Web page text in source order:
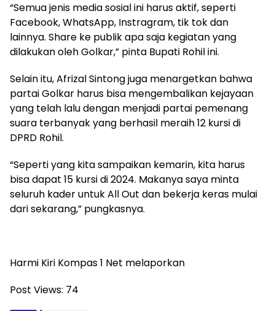
“Semua jenis media sosial ini harus aktif, seperti
Facebook, WhatsApp, Instragram, tik tok dan
lainnya. Share ke publik apa saja kegiatan yang
dilakukan oleh Golkar,” pinta Bupati Rohil ini.
Selain itu, Afrizal Sintong juga menargetkan bahwa
partai Golkar harus bisa mengembalikan kejayaan
yang telah lalu dengan menjadi partai pemenang
suara terbanyak yang berhasil meraih 12 kursi di
DPRD Rohil.
“Seperti yang kita sampaikan kemarin, kita harus
bisa dapat 15 kursi di 2024. Makanya saya minta
seluruh kader untuk All Out dan bekerja keras mulai
dari sekarang,” pungkasnya.
Harmi Kiri Kompas 1 Net melaporkan
Post Views: 74